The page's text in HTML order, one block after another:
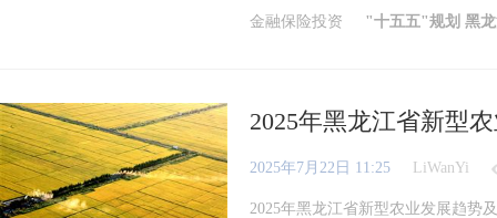
金融保险投资 "十五五"规划 黑
2025年黑龙江省新型
2025年7月22日 11:25 LiWanYi
2025年黑龙江省新型农业发展趋势